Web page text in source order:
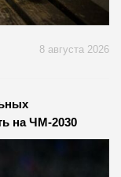
8 августа 2026
на ЧМ-2030